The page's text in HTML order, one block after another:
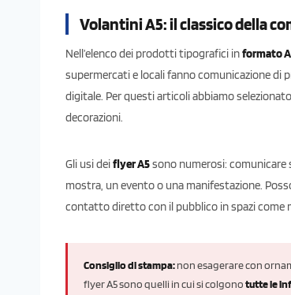
Volantini A5: il classico della
Nell’elenco dei prodotti tipografici informato
supermercati e locali fanno comunicazione di
digitale. Per questi articoli abbiamo
decorazioni.
Gli usi deiflyer A5sono numerosi: comunicare
mostra, un evento o una manifestazione.
contatto diretto con il pubblico in spazi come
Consiglio di stampa:non esagerare con
flyer A5 sono quelli in cui si colgonotutte le